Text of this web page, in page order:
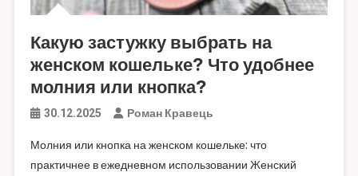
Какую застужку выбрать на
женском кошельке? Что удобнее
молния или кнопка?
30.12.2025 Роман Кравець
Молния или кнопка на женском кошельке: что
практичнее в ежедневном использовании Женский